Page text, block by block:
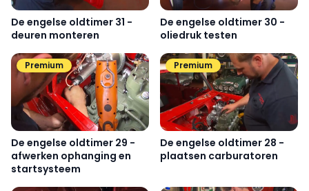
De engelse oldtimer 31 -
deuren monteren
De engelse oldtimer 30 -
oliedruk testen
Premium
De engelse oldtimer 29 -
afwerken ophanging en
startsysteem
Premium
De engelse oldtimer 28 -
plaatsen carburatoren